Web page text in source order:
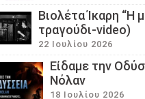
Βιολέτα Ίκαρη “Η
τραγούδι-video)
22 Ιουλίου 2026
Eίδαμε την
Νόλαν
18 Ιουλίου 2026